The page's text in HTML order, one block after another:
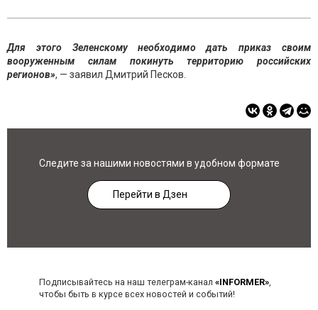
Для этого Зеленскому необходимо дать приказ своим
вооруженным силам покинуть территорию российских
регионов», — заявил Дмитрий Песков.
Следите за нашими новостями в удобном формате
Перейти в Дзен
Подписывайтесь на наш телеграм-канал «INFORMER»,
чтобы быть в курсе всех новостей и событий!